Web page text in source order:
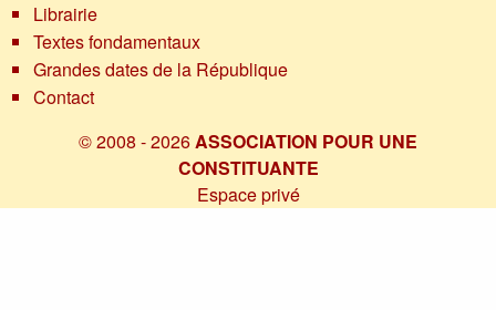
Librairie
Textes fondamentaux
Grandes dates de la République
Contact
© 2008 - 2026ASSOCIATION POUR UNE
CONSTITUANTE
Espace privé